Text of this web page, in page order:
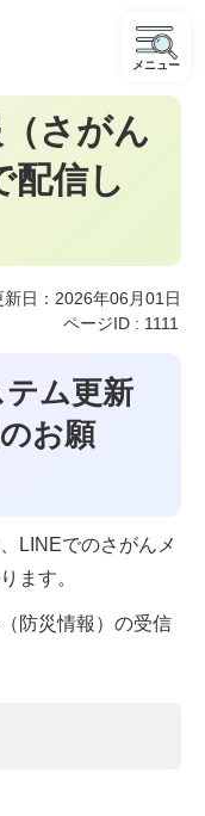
メニュー
さがん
配信し
新日：2026年06月01日
ページID : 1111
ム更新
お願
LINEでのさがんメ
ます。
防災情報）の受信